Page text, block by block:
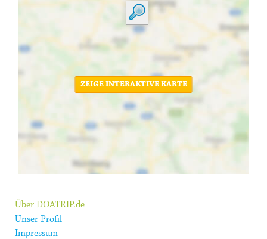
ZEIGE INTERAKTIVE KARTE
Über DOATRIP.de
Unser Profil
Impressum